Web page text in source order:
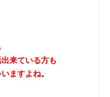
来ている方も
ますよね。